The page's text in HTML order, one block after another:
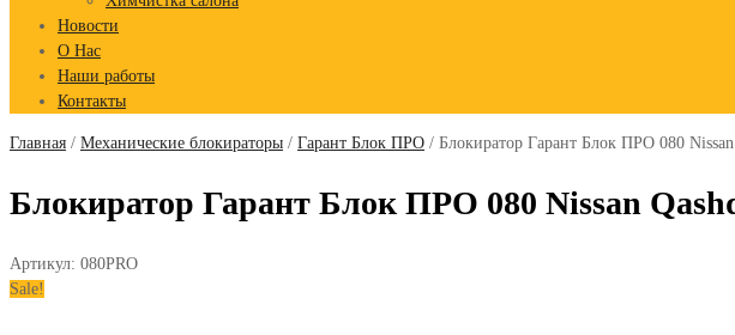
Новости
О Нас
Наши работы
Контакты
Главная / Механические блокираторы / Гарант Блок ПРО / Блокиратор Гарант Блок ПРО 080
Блокиратор Гарант Блок ПРО 080 Nissan
Артикул: 080PRO
Sale!